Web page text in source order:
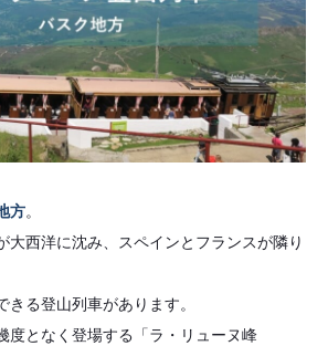
方。
大西洋に沈み、スペインとフランスが隣り
る登山列車があります。
度となく登場する「ラ・リューヌ峰